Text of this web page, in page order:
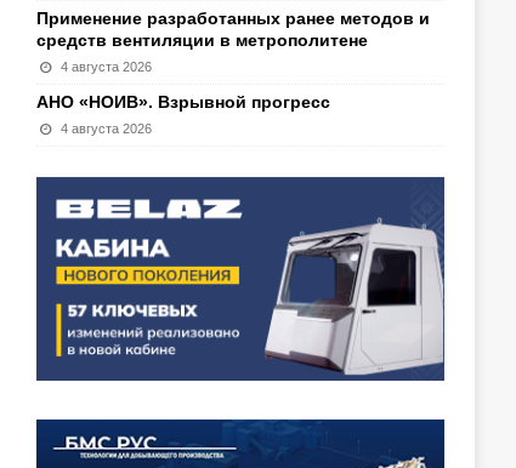
Применение разработанных ранее методов и
средств вентиляции в метрополитене
4 августа 2026
АНО «НОИВ». Взрывной прогресс
4 августа 2026